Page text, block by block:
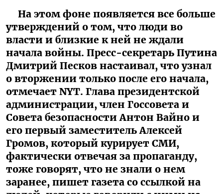
На этом фоне появляется все больше
утверждений о том, что люди во
власти и близкие к ней не ждали
начала войны. Пресс-секретарь Путина
Дмитрий Песков настаивал, что узнал
о вторжении только после его начала,
отмечает NYT. Глава президентской
администрации, член Госсовета и
Совета безопасности Антон Вайно и
его первый заместитель Алексей
Громов, который курирует СМИ,
фактически отвечая за пропаганду,
тоже говорят, что не знали о нем
заранее, пишет газета со ссылкой на